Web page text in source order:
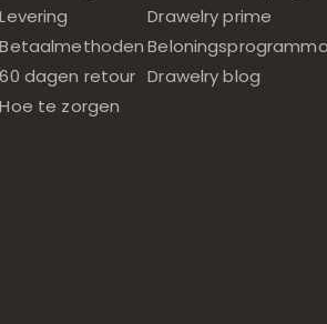
Levering
Betaalmethoden
60 dagen retour
Hoe te zorgen
Drawelry prime
Drawelry blog